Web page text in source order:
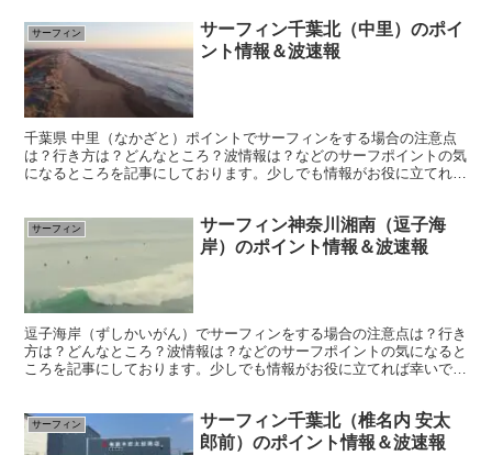
サーフィン
サーフィン千葉北（中里）のポイ
ント情報＆波速報
千葉県 中里（なかざと）ポイントでサーフィンをする場合の注意点
は？行き方は？どんなところ？波情報は？などのサーフポイントの気
になるところを記事にしております。少しでも情報がお役に立てれば
サーフィン
サーフィン神奈川湘南（逗子海
岸）のポイント情報＆波速報
逗子海岸（ずしかいがん）でサーフィンをする場合の注意点は？行き
方は？どんなところ？波情報は？などのサーフポイントの気になると
ころを記事にしております。少しでも情報がお役に立てれば幸いです
サーフィン
サーフィン千葉北（椎名内 安太
郎前）のポイント情報＆波速報